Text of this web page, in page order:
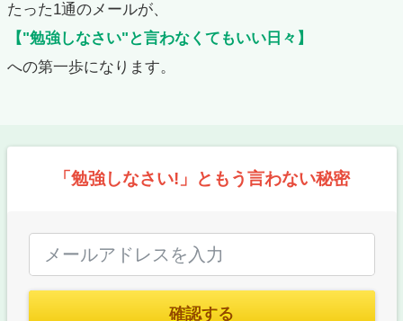
たった1通のメールが、
【"勉強しなさい"と言わなくてもいい日々】
への第一歩になります。
「勉強しなさい!」ともう言わない秘密
確認する